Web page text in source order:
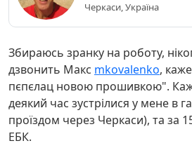
Черкаси, Україна
Збираюсь зранку на роботу,
дзвонить Макс mkovalenko,
пєпєлац новою прошивкою".
деякий час зустрілися у мене в
проїздом через Черкаси), та за
ЕБК.